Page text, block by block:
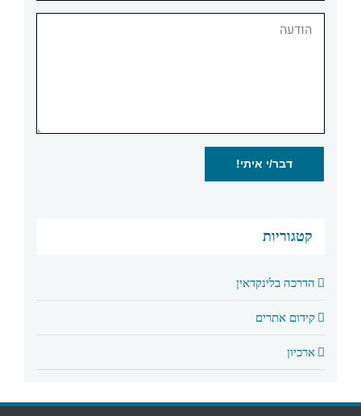
קטגוריות
הדרכה בלינקדאין
קידום אתרים
ארכיון